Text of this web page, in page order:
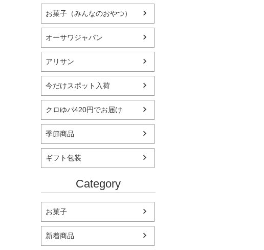
お菓子（みんなのおやつ）
オーサワジャパン
アリサン
今だけスポット入荷
クロゆパ420円でお届け
季節商品
ギフト包装
Category
お菓子
新着商品